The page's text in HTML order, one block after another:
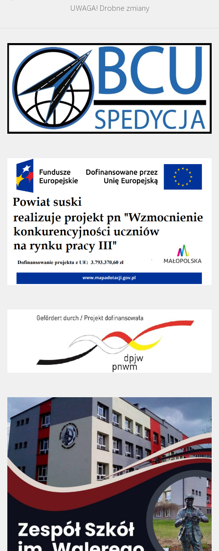
UWAGA! Drobne zmiany